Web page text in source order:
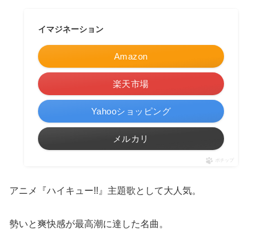
イマジネーション
Amazon
楽天市場
Yahooショッピング
メルカリ
ポチップ
アニメ『ハイキュー!!』主題歌として大人気。
勢いと爽快感が最高潮に達した名曲。